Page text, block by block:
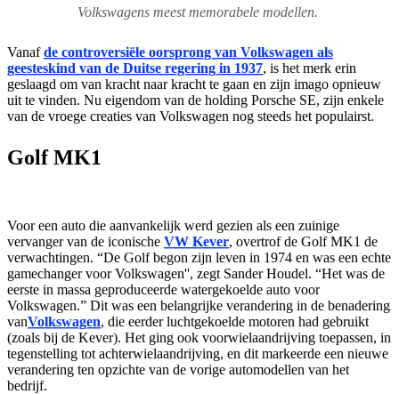
Volkswagens meest memorabele modellen.
Vanafde controversiële oorsprong van Volkswagen als
geesteskind van de Duitse regering in 1937, is het merk erin
geslaagd om van kracht naar kracht te gaan en zijn imago opnieuw
uit te vinden. Nu eigendom van de holding Porsche SE, zijn enkele
van de vroege creaties van Volkswagen nog steeds het populairst.
Golf MK1
Voor een auto die aanvankelijk werd gezien als een zuinige
vervanger van de iconische VW Kever, overtrof de Golf MK1 de
verwachtingen. “De Golf begon zijn leven in 1974 en was een echte
gamechanger voor Volkswagen'', zegt Sander Houdel. “Het was de
eerste in massa geproduceerde watergekoelde auto voor
Volkswagen.” Dit was een belangrijke verandering in de benadering
vanVolkswagen, die eerder luchtgekoelde motoren had gebruikt
(zoals bij de Kever). Het ging ook voorwielaandrijving toepassen, in
tegenstelling tot achterwielaandrijving, en dit markeerde een nieuwe
verandering ten opzichte van de vorige automodellen van het
bedrijf.